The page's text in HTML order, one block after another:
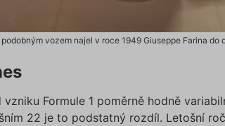
podobným vozem najel v roce 1949 Giuseppe Farina
Formule 1 poměrně hodně
22 je to podstatný rozdíl. Letošní
našichZásadách
souborů cookie
Nezbytně nutné soubory
fungovat. Tyto cookies